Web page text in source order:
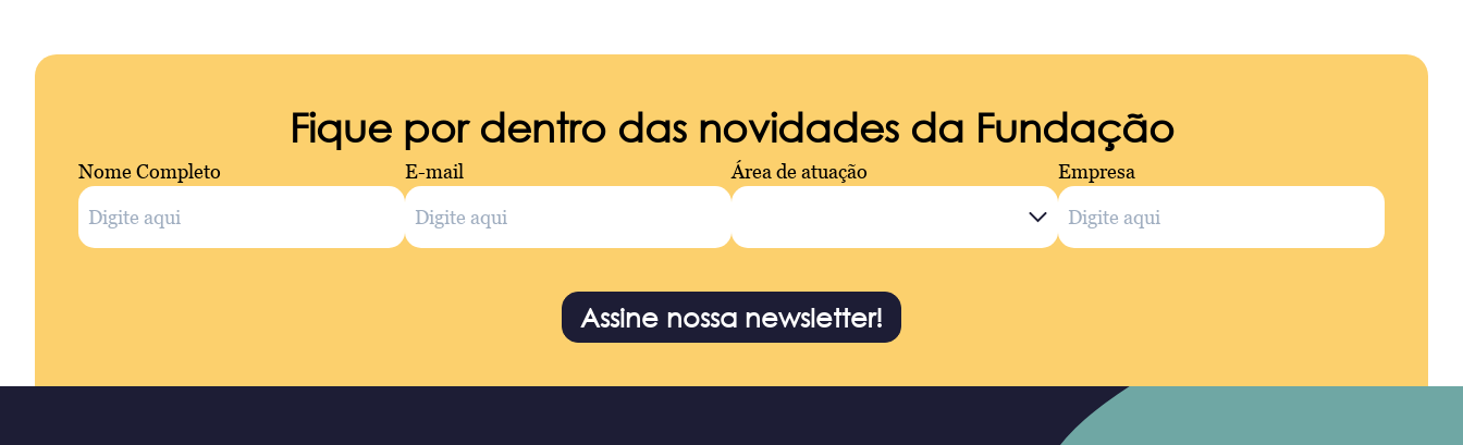
Fique por dentro das novidades da Fundação
Nome Completo E-mail Área de atuação Empresa
Assine nossa newsletter!